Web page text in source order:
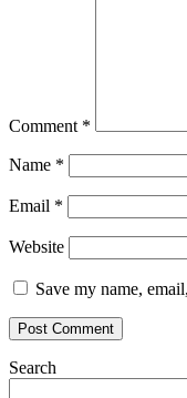
Comment *
Name *
Email *
Website
Save my name,
Search